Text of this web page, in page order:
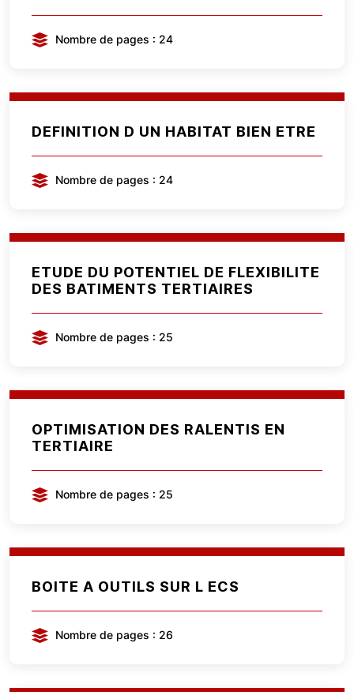
Nombre de pages : 24
DEFINITION D UN HABITAT BIEN ETRE
Nombre de pages : 24
ETUDE DU POTENTIEL DE FLEXIBILITE
DES BATIMENTS TERTIAIRES
Nombre de pages : 25
OPTIMISATION DES RALENTIS EN
TERTIAIRE
Nombre de pages : 25
BOITE A OUTILS SUR L ECS
Nombre de pages : 26